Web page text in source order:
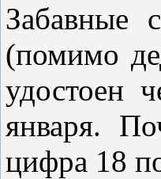
Забавные
(помимо
удостоен
января.
цифра 18